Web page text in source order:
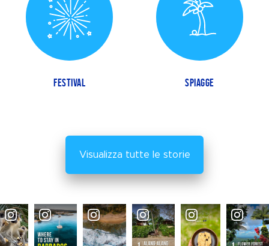
FESTIVAL SPIAGGE
Visualizza tutte le storie